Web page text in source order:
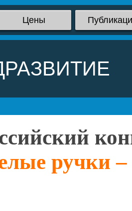
Цены
ручки